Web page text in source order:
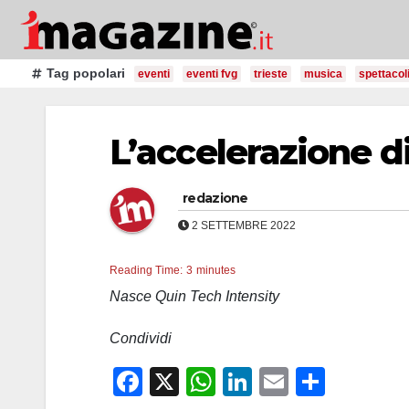
Salta
contenutoTag popolari eventi eventi fvg trieste musica spettacoli
L’accelerazione
redazione
2 SETTEMBRE 2022
Reading Time: 3 minutes
Nasce Quin Tech Intensity
Condividi
F
X
W
Li
E